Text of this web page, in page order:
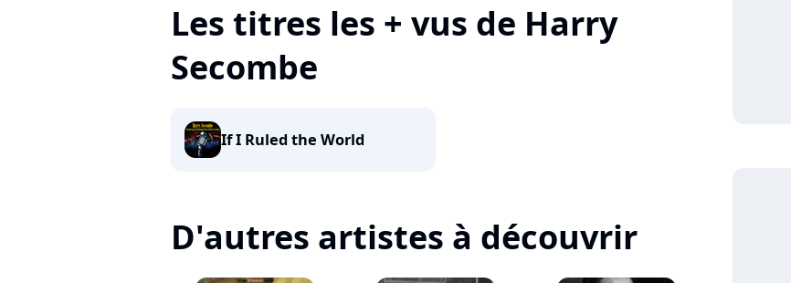
Les titres les + vus de Harry
Secombe
If I Ruled the World
D'autres artistes à découvrir